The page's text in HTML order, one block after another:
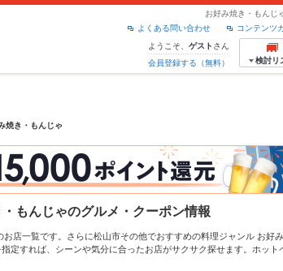
お好み焼き・もんじ
コンテンツ
よくある問い合わせ
ようこそ、 ゲスト さん
会員登録する（無料）
検討リ
焼き・もんじゃ
もんじゃのグルメ・クーポン情報
店一覧です。さらに松山市その他でおすすめの料理ジャンル お好
定すれば、シーンや気分に合ったお店がサクサク探せます。ホッ
や季節のおすすめ料